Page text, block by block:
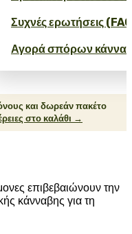
Συχνές ερωτήσεις
Αγορά σπόρων
και δωρεάν πακέτο
στο καλάθι →
επιβεβαιώνουν την
κάνναβης για τη